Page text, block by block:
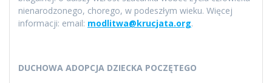
nienarodzonego, chorego, w podeszłym wieku. Więcej
informacji: email: modlitwa@krucjata.org.
DUCHOWA ADOPCJA DZIECKA POCZĘTEGO